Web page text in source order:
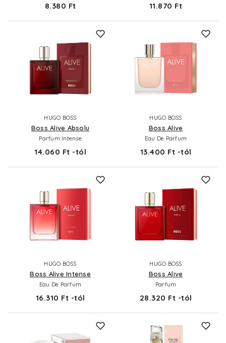
8.380 Ft 11.870 Ft
HUGO BOSS
Boss Alive Absolu
Parfum Intense
14.060 Ft -tól
HUGO BOSS
Boss Alive
Eau De Parfum
13.400 Ft -tól
HUGO BOSS
Boss Alive Intense
Eau De Parfum
16.310 Ft -tól
HUGO BOSS
Boss Alive
Parfum
28.320 Ft -tól